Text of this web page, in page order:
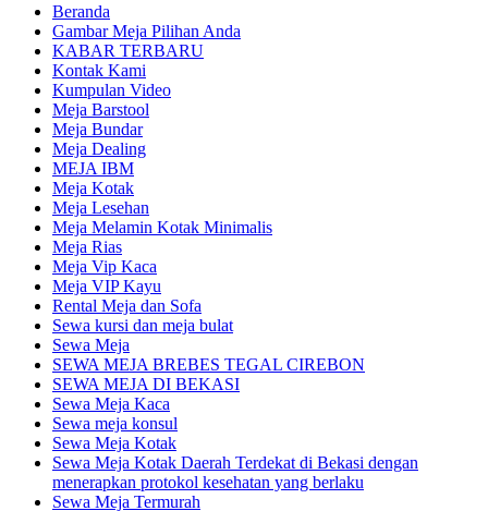
Beranda
Gambar Meja Pilihan Anda
KABAR TERBARU
Kontak Kami
Kumpulan Video
Meja Barstool
Meja Bundar
Meja Dealing
MEJA IBM
Meja Kotak
Meja Lesehan
Meja Melamin Kotak Minimalis
Meja Rias
Meja Vip Kaca
Meja VIP Kayu
Rental Meja dan Sofa
Sewa kursi dan meja bulat
Sewa Meja
SEWA MEJA BREBES TEGAL CIREBON
SEWA MEJA DI BEKASI
Sewa Meja Kaca
Sewa meja konsul
Sewa Meja Kotak
Sewa Meja Kotak Daerah Terdekat di Bekasi dengan
menerapkan protokol kesehatan yang berlaku
Sewa Meja Termurah